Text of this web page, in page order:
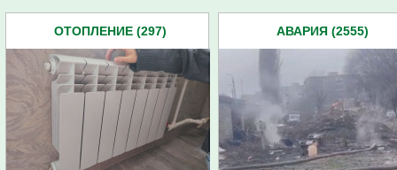
ОТОПЛЕНИЕ (297) АВАРИЯ (2555)